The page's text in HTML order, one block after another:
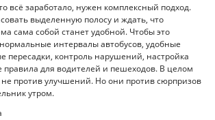
всё заработало, нужен комплексный подход.
выделенную полосу и ждать, что
сама собой станет удобной. Чтобы это
интервалы автобусов, удобные
пересадки, контроль нарушений, настройка
правила для водителей и пешеходов. В целом
против улучшений. Но они против сюрпризов
утром.